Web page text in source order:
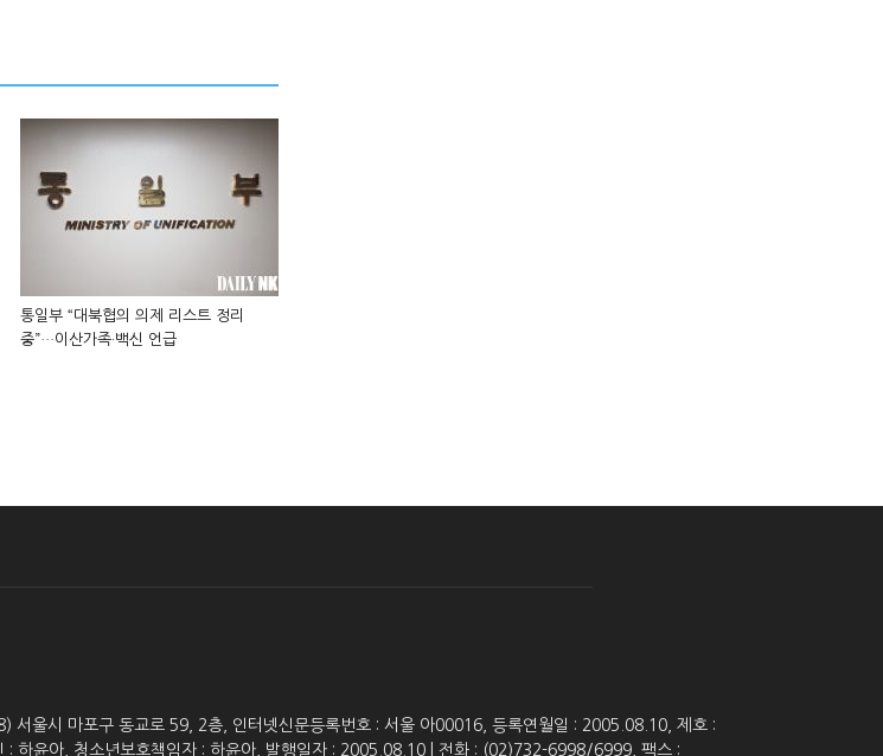
통일부 “대북협의 의제 리스트 정리
중”…이산가족·백신 언급
서울시 마포구 동교로 59, 2층, 인터넷신문등록번호 : 서울 아00016, 등록연월일 : 2005.08.10, 제호 :
: 하윤아, 청소년보호책임자 : 하윤아, 발행일자 : 2005.08.10 | 전화 : (02)732-6998/6999, 팩스 :